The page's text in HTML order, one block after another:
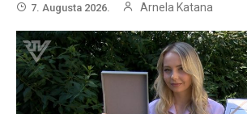
7. Augusta 2026. Arnela Katana